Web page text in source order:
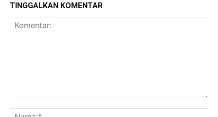
TINGGALKAN KOMENTAR